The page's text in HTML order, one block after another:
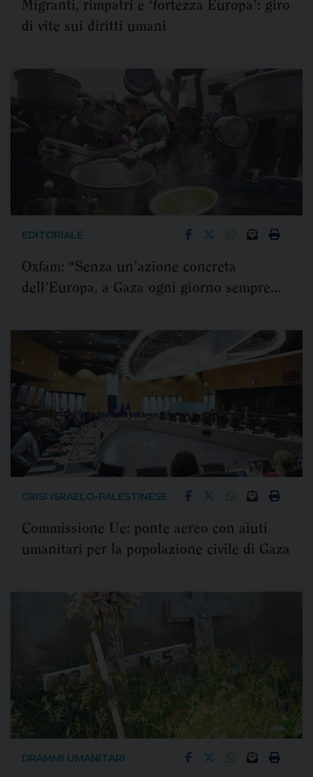
di vite sui diritti umani
EDITORIALE
Oxfam: “Senza un’azione concreta
dell’Europa, a Gaza ogni giorno sempre
CRISI ISRAELO-PALESTINESE
Commissione Ue: ponte aereo con aiuti
umanitari per la popolazione civile di Gaza
DRAMMI UMANITARI